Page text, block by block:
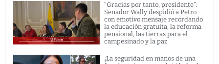
“Gracias por tanto, presidente”:
Senador Wally despidió a Petro
con emotivo mensaje recordando
la educación gratuita, la reforma
pensional, las tierras para el
campesinado y la paz
¡La seguridad en manos de una